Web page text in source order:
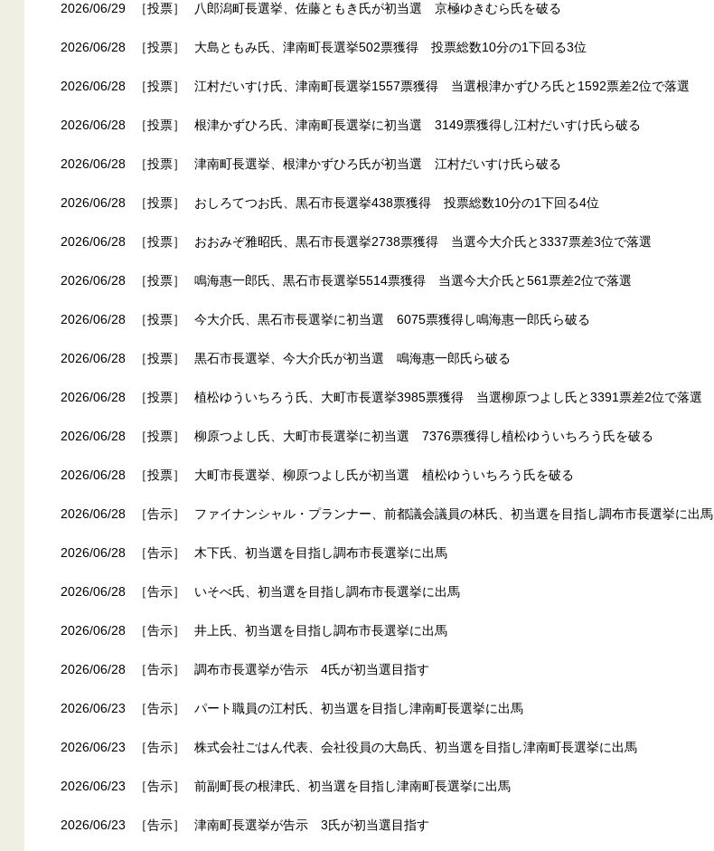
2026/06/29 ［投票］ 八郎潟町長選挙、佐藤ともき氏が初当選 京極ゆきむら氏を破る
2026/06/28 ［投票］ 大島ともみ氏、津南町長選挙502票獲得 投票総数10分の1下回る3位
2026/06/28 ［投票］ 江村だいすけ氏、津南町長選挙1557票獲得 当選根津かずひろ氏と1592票差2位で落選
2026/06/28 ［投票］ 根津かずひろ氏、津南町長選挙に初当選 3149票獲得し江村だいすけ氏ら破る
2026/06/28 ［投票］ 津南町長選挙、根津かずひろ氏が初当選 江村だいすけ氏ら破る
2026/06/28 ［投票］ おしろてつお氏、黒石市長選挙438票獲得 投票総数10分の1下回る4位
2026/06/28 ［投票］ おおみぞ雅昭氏、黒石市長選挙2738票獲得 当選今大介氏と3337票差3位で落選
2026/06/28 ［投票］ 鳴海惠一郎氏、黒石市長選挙5514票獲得 当選今大介氏と561票差2位で落選
2026/06/28 ［投票］ 今大介氏、黒石市長選挙に初当選 6075票獲得し鳴海惠一郎氏ら破る
2026/06/28 ［投票］ 黒石市長選挙、今大介氏が初当選 鳴海惠一郎氏ら破る
2026/06/28 ［投票］ 植松ゆういちろう氏、大町市長選挙3985票獲得 当選柳原つよし氏と3391票差2位で落選
2026/06/28 ［投票］ 柳原つよし氏、大町市長選挙に初当選 7376票獲得し植松ゆういちろう氏を破る
2026/06/28 ［投票］ 大町市長選挙、柳原つよし氏が初当選 植松ゆういちろう氏を破る
2026/06/28 ［告示］ ファイナンシャル・プランナー、前都議会議員の林氏、初当選を目指し調布市長選挙に出馬
2026/06/28 ［告示］ 木下氏、初当選を目指し調布市長選挙に出馬
2026/06/28 ［告示］ いそべ氏、初当選を目指し調布市長選挙に出馬
2026/06/28 ［告示］ 井上氏、初当選を目指し調布市長選挙に出馬
2026/06/28 ［告示］ 調布市長選挙が告示 4氏が初当選目指す
2026/06/23 ［告示］ パート職員の江村氏、初当選を目指し津南町長選挙に出馬
2026/06/23 ［告示］ 株式会社ごはん代表、会社役員の大島氏、初当選を目指し津南町長選挙に出馬
2026/06/23 ［告示］ 前副町長の根津氏、初当選を目指し津南町長選挙に出馬
2026/06/23 ［告示］ 津南町長選挙が告示 3氏が初当選目指す